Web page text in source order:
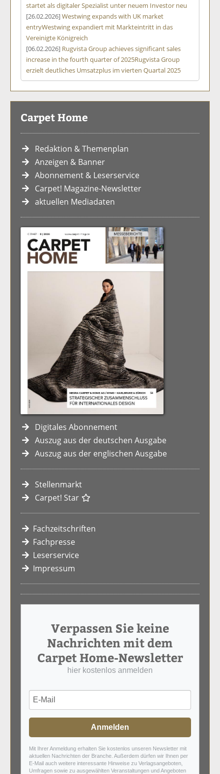
startet als digitaler Spezialist unter neuem Investor neu
[26.02.2026]Westwing expands with UK market
entryWestwing expandiert mit Markteintritt in das
Vereinigte Königreich
[06.02.2026] Rugvista Group achieves significant sales
increase in the fourth quarter of 2025Rugvista Group
erzielt deutliches Umsatzplus im vierten Quartal 2025
Carpet Home
Redaktion & Themenplan
Anzeigen & Banner
Abonnement & Leserservice
Carpet! Magazine-Newsletter
aktuellen Mediadaten
Digitales Abonnement
Auszug aus der deutschen Ausgabe
Auszug aus der englischen Ausgabe
Stellenmarkt
Carpet! Star
Fachzeitschriften
Fachpresse
Leserservice
Impressum
Verpassen Sie keine
Nachrichten mit dem
Carpet Home-Newsletter
hier kostenlos anmelden
Anmelden
Mit Ihrer Anmeldung erhalten Sie kostenlos unseren Newsletter mit
aktuellen Nachrichten der Branche. Außerdem dürfen wir Ihnen per
E-Mail auch weitere interessante Hinweise zu Verlagsangeboten,
Umfragen sowie zu ausgewählten Veranstaltungen und Angeboten